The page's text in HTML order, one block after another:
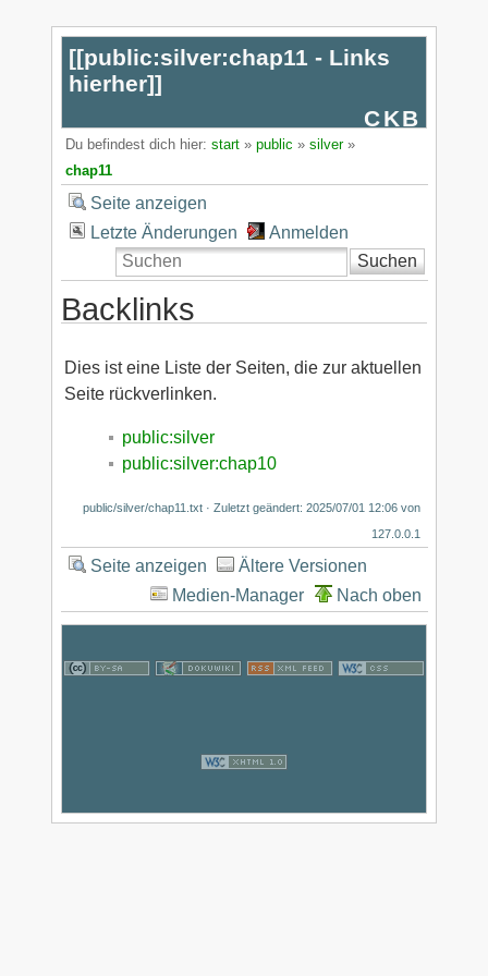
[[public:silver:chap11 - Links
hierher]]
CKB
Du befindest dich hier: start » public » silver»
chap11
Seite anzeigen
Letzte Änderungen
Anmelden
Suchen
Backlinks
Dies ist eine Liste der Seiten, die zur aktuellen
Seite rückverlinken.
public:silver
public:silver:chap10
public/silver/chap11.txt · Zuletzt geändert:2025/07/01 12:06 von
127.0.0.1
Seite anzeigen
Ältere Versionen
Medien-Manager
Nach oben